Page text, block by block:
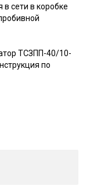
сети в коробке
ТСЗПП-40/10-
по